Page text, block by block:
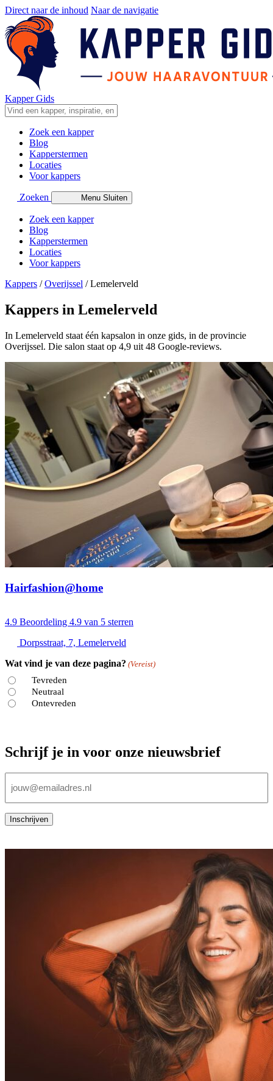
Direct naar de inhoud Naar de navigatie
Kapper Gids
Zoek een kapper
Blog
Kapperstermen
Locaties
Voor kappers
Zoeken Menu Sluiten
Zoek een kapper
Blog
Kapperstermen
Locaties
Voor kappers
Kappers /Overijssel /Lemelerveld
Kappers in Lemelerveld
In Lemelerveld staat één kapsalon in onze gids, in de provincie
Overijssel. Die salon staat op 4,9 uit 48 Google-reviews.
Hairfashion@home
4.9 Beoordeling 4.9 van 5 sterren
Dorpsstraat, 7, Lemelerveld
Wat vind je van deze pagina? (Vereist)
Tevreden
Neutraal
Ontevreden
Schrijf je in voor onze nieuwsbrief
mailadres
Inschrijven